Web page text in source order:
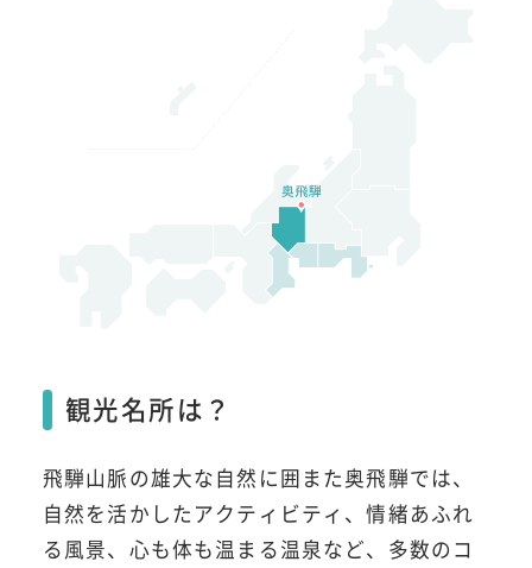
観光名所は？
飛騨山脈の雄大な自然に囲また奥飛騨では、
自然を活かしたアクティビティ、情緒あふれ
る風景、心も体も温まる温泉など、多数のコ